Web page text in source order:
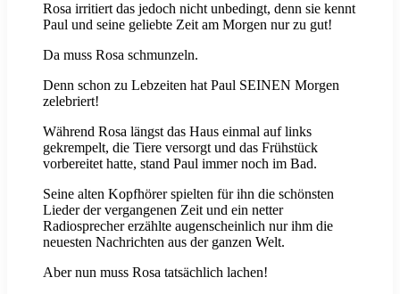
Rosa irritiert das jedoch nicht unbedingt, denn sie kennt
Paul und seine geliebte Zeit am Morgen nur zu gut!
Da muss Rosa schmunzeln.
Denn schon zu Lebzeiten hat Paul SEINEN Morgen
zelebriert!
Während Rosa längst das Haus einmal auf links
gekrempelt, die Tiere versorgt und das Frühstück
vorbereitet hatte, stand Paul immer noch im Bad.
Seine alten Kopfhörer spielten für ihn die schönsten
Lieder der vergangenen Zeit und ein netter
Radiosprecher erzählte augenscheinlich nur ihm die
neuesten Nachrichten aus der ganzen Welt.
Aber nun muss Rosa tatsächlich lachen!